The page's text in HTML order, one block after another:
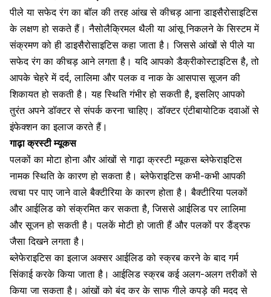
पीले या सफेद रंग का बॉल की तरह आंख से कीचड़ आना डाइसैरोसाइटिस
के लक्षण हो सकते हैं। नैसोलैक्रिमल थैली या आंसू निकलने के सिस्टम में
संक्रमण को ही डाइसैरोसाइटिस कहा जाता है। जिससे आंखों से पीले या
सफेद रंग का कीचड़ आने लगता है। यदि आपको डैक्रीकोस्टाइटिस है, तो
आपकेचेहरे में दर्द, लालिमा और पलक व नाक के आसपास सूजन की
शिकायत हो सकती है। यह स्थिति गंभीर हो सकती है, इसलिए आपको
तुरंत अपने डॉक्टर से संपर्क करना चाहिए। डॉक्टरएंटीबायोटिक दवाओंसे
इंफेक्शन का इलाज करते हैं।
गाढ़ा क्रस्टी म्यूकस
पलकों का मोटा होना और आंखों से गाढ़ा क्रस्टी म्यूकस ब्लेफेराइटिस
नामक स्थिति के कारण हो सकता है।ब्लेफेराइटिस कभी-कभी आपकी
त्वचा पर पाए जाने वाले बैक्टीरिया के कारण होता है। बैक्टीरिया पलकों
और आईलिड को संक्रमित कर सकता है, जिससे आईलिड पर लालिमा
और सूजन हो सकती है। पलकें मोटी हो जाती हैं और पलकों पर डैंड्रफ
जैसा दिखने लगता है।
ब्लेफेराइटिस का इलाज अक्सर आईलिड को स्क्रब करने के बाद गर्म
सिंकाई करके किया जाता है। आईलिड स्क्रब कई अलग-अलग तरीकों से
किया जा सकता है। आंखों को बंद कर के साफ गीले कपड़े की मदद से